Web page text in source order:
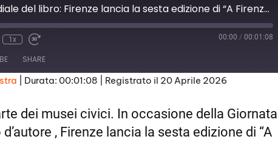
Giornata mondiale del libro: Firenze lancia la sesta edizione di “A Firenze fioriscono libri”.
1x 00:00 / 00:01:08
SHARE
Durata: 00:01:08 Registrato il 20 Aprile 2026
dei musei civici. In occasione della Giornata
, Firenze lancia la sesta edizione di “A